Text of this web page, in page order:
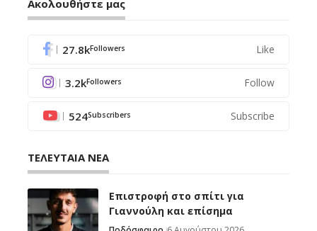
Ακολουθήστε μας
27.8kFollowers Like
3.2kFollowers Follow
524Subscribers Subscribe
ΤΕΛΕΥΤΑΙΑ ΝΕΑ
Επιστροφή στο σπίτι για
Γιαννούλη και επίσημα